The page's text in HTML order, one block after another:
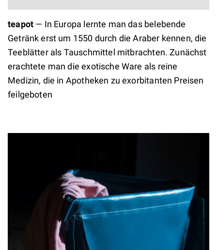
teapot — In Europa lernte man das belebende
Getränk erst um 1550 durch die Araber kennen, die
Teeblätter als Tauschmittel mitbrachten. Zunächst
erachtete man die exotische Ware als reine
Medizin, die in Apotheken zu exorbitanten Preisen
feilgeboten